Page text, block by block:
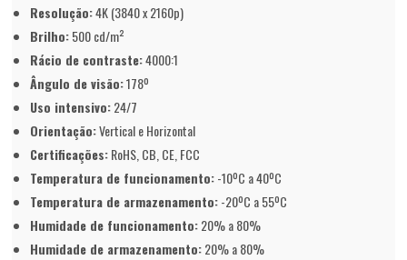
Resolução:4K (3840 x 2160p)
Brilho:500 cd/m²
Rácio de contraste:4000:1
Ângulo de visão:178º
Uso intensivo:24/7
Orientação:Vertical e Horizontal
Certificações:RoHS, CB, CE, FCC
Temperatura de funcionamento:-10ºC a 40ºC
Temperatura de armazenamento:-20ºC a 55ºC
Humidade de funcionamento:20% a 80%
Humidade de armazenamento:20% a 80%